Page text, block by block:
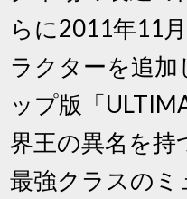
らに2011年11
ラクターを追
ップ版「
界王の異名を持
最強クラスの